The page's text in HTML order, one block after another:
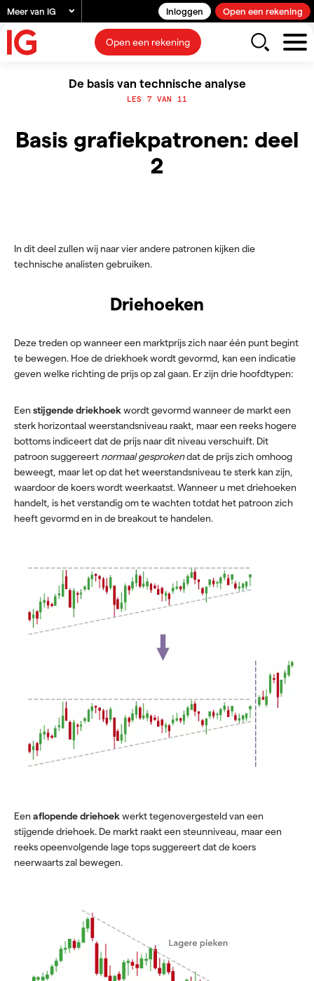
Meer van IG Inloggen Open een rekening
Open een rekening
De basis van technische analyse
LES 7 VAN 11
Basis grafiekpatronen: deel
2
In dit deel zullen wij naar vier andere patronen kijken die
technische analisten gebruiken.
Driehoeken
Deze treden op wanneer een marktprijs zich naar één punt begint
te bewegen. Hoe de driekhoek wordt gevormd, kan een indicatie
geven welke richting de prijs op zal gaan. Er zijn drie hoofdtypen:
Een stijgende driekhoekwordt gevormd wanneer de markt een
sterk horizontaal weerstandsniveau raakt, maar een reeks hogere
bottoms indiceert dat de prijs naar dit niveau verschuift. Dit
patroon suggereert normaal gesprokendat de prijs zich omhoog
beweegt, maar let op dat het weerstandsniveau te sterk kan zijn,
waardoor de koers wordt weerkaatst. Wanneer u met driehoeken
handelt, is het verstandig om te wachten totdat het patroon zich
heeft gevormd en in de breakout te handelen.
Een aflopendedriehoekwerkt tegenovergesteld van een
stijgende driehoek. De markt raakt een steunniveau, maar een
reeks opeenvolgende lage tops suggereert dat de koers
neerwaarts zal bewegen.